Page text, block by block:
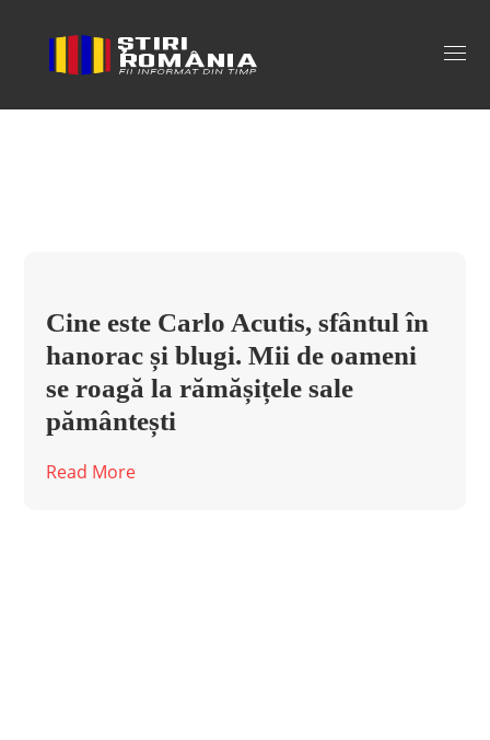
sfant Tag
Cine este Carlo Acutis, sfântul în
hanorac și blugi. Mii de oameni
se roagă la rămășițele sale
pământești
Read More